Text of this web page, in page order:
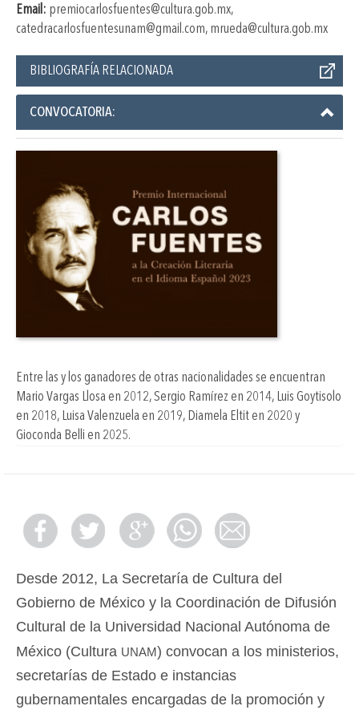
Email: premiocarlosfuentes@cultura.gob.mx,
catedracarlosfuentesunam@gmail.com, mrueda@cultura.gob.mx
BIBLIOGRAFÍA RELACIONADA
CONVOCATORIA:
Entre las y los ganadores de otras nacionalidades se encuentran
Mario Vargas Llosa en 2012, Sergio Ramírez en 2014, Luis Goytisolo
en 2018, Luisa Valenzuela en 2019, Diamela Eltit en 2020 y
Gioconda Belli en 2025.
Desde 2012, La Secretaría de Cultura del
Gobierno de México y la Coordinación de Difusión
Cultural de la Universidad Nacional Autónoma de
México (Cultura unam) convocan a los ministerios,
secretarías de Estado e instancias
gubernamentales encargadas de la promoción y